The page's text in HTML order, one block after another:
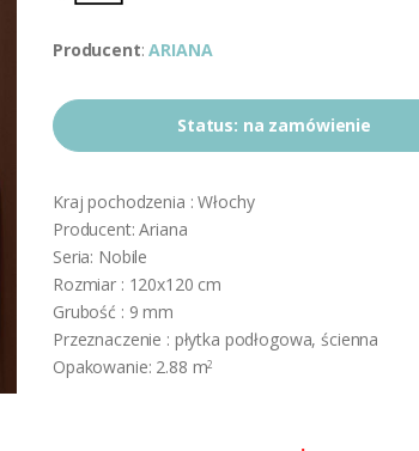
Producent:ARIANA
Status: na zamówienie
Kraj pochodzenia : Włochy
Producent: Ariana
Seria: Nobile
Rozmiar : 120x120 cm
Grubość : 9 mm
Przeznaczenie : płytka podłogowa, ścienna
Opakowanie: 2.88 m2